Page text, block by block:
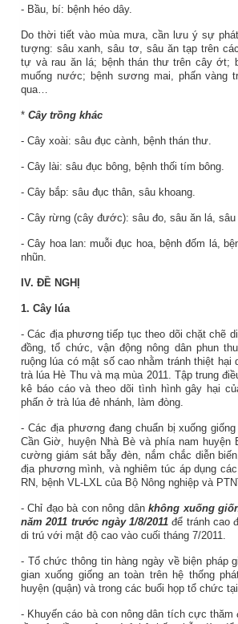
- Bầu, bí: bệnh héo dây.
Do thời tiết vào mùa mưa, cần lưu ý sự
tượng: sâu xanh, sâu tơ, sâu ăn tạp trên
tự và rau ăn lá; bệnh thán thư trên cây ớt;
muống nước; bệnh sương mai, phấn vàng
qua…
* Cây trồng khác
- Cây xoài: sâu đục cành, bệnh thán thư.
- Cây lài: sâu đục bông, bệnh thối tím bông.
- Cây bắp: sâu đục thân, sâu khoang.
- Cây rừng (cây đước): sâu đo, sâu ăn lá, sâu
- Cây hoa lan: muỗi đục hoa, bệnh đốm lá,
nhũn.
IV. ĐỀ NGHỊ
1. Cây lúa
- Các địa phương tiếp tục theo dõi chặt chẽ
đồng, tổ chức, vận động nông dân phun
ruộng lúa có mật số cao nhằm tránh thiệt hại
trà lúa Hè Thu và mạ mùa 2011. Tập trung
kê báo cáo và theo dõi tình hình gây hại
phấn ở trà lúa đẻ nhánh, làm đòng.
- Các địa phương đang chuẩn bị xuống
Cần Giờ, huyện Nhà Bè và phía nam huyện
cường giám sát bẫy đèn, nắm chắc diễn
địa phương mình, và nghiêm túc áp dụng
RN, bệnh VL-LXL của Bộ Nông nghiệp và
- Chỉ đạo bà con nông dânkhông xuống
năm 2011 trước ngày 1/8/2011để tránh cao
di trú với mật độ cao vào cuối tháng 7/2011.
- Tổ chức thông tin hàng ngày về biện pháp
gian xuống giống an toàn trên hệ thống
huyện (quận) và trong các buổi họp tổ chức
- Khuyến cáo bà con nông dân tích cực thăm